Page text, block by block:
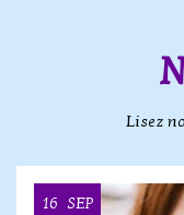
Lisez
16 SEP